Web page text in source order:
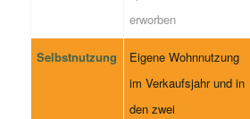
erworben
Selbstnutzung
Eigene Wohnnutzung
im Verkaufsjahr und in
den zwei